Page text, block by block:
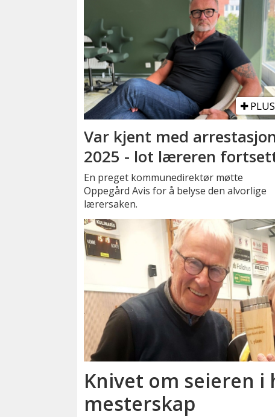
Var kjent med
2025 - lot læreren
En preget kommunedirektør møtte
Oppegård Avis for å belyse den alvorlige
lærersaken.
Knivet om seieren i
mesterskap